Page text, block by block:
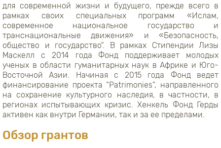
для современной жизни и будущего, прежде всего в
рамках своих специальных программ «Ислам,
современное национальное государство и
транснациональные движения» и «Безопасность,
общество и государство". В рамках Стипендии Лизы
Маскелл с 2014 года Фонд поддерживает молодых
ученых в области гуманитарных наук в Африке и Юго-
Восточной Азии. Начиная с 2015 года Фонд ведет
финансирование проекта “Patrimonies”, направленного
на сохранение культурного наследия, в частности, в
регионах испытывающих кризис. Хенкель Фонд Герды
активен как внутри Германии, так и за ее пределами.
Обзор грантов